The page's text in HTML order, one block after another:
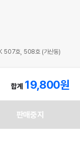
합계 19,800원
판매중지
507호, 508호 (가산동)